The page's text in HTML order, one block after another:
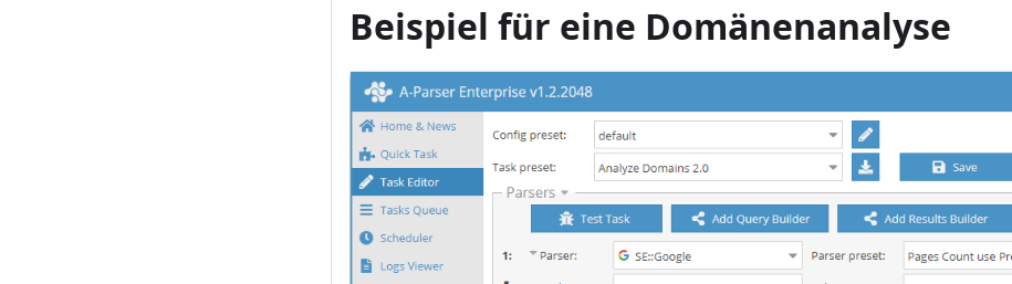
Beispiel für eine Domänenanalyse